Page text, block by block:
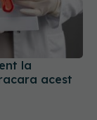
la
acest